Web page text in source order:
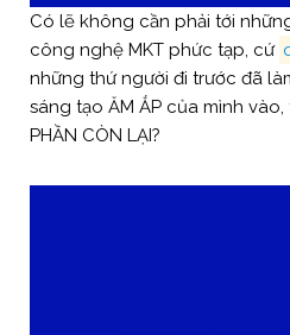
Có lẽ không cần phải tới
công nghệ MKT phức tạp, cứ
những thứ người đi trước đã
sáng tạo ĂM ẮP của mình
PHẦN CÒN LẠI?